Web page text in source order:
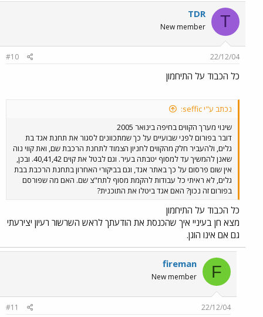
T
TDR
New member
22/12/04
#10
כל הכבוד על התיחמון
נכתב ע"י seffic:
שינוי מערך הקווים בחיפה בינואר 2005
דובר בפורום לפני שבועיים על כך שמתכוונים לסגור את תחנת אגד בת
גלים, ולהעביר חלק מהקווים לחניון הצמוד לתחנת הרכבת שם, ואת קווי נוה
שאנן להמשיך עד למסוף יטבתה בעיר. וגם לבטל את קוים 40,41,42. ובכן,
אין שום פרסום על כך באתר אגד, וגם בביקורי האחרון בתחנת הרכבת בבת
גלים, לא ראיתי כל עבודות להקמת מסוף לתח"צ שם. האם מה שפורסם
בפורום זה נכון? האם אגד ביטלו את התוכנית?
כל הכבוד על התיחמון
מצא חן בעיניי איך שהכנסת את הודעתך לראש השרשור רעיון יצירעתי
גם אם אינו הוגן.
F
fireman
New member
22/12/04
#11